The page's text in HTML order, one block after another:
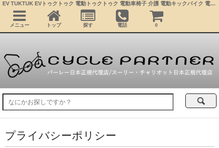
プライバシーポリシー
EV TUKTUK EVトゥクトゥク 電動トゥクトゥク 電動車椅子 介護 電動キックバイク 電動ミニカー 公道走行可能 屋根付きバイク 超小型モビリティー 4輪車 移動 充電 学生 近距離通勤 コムス サイクルトレーラー ベビーカー
メニュー トップ 探す 電話 0